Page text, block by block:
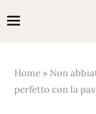
Home » Non
perfetto con la